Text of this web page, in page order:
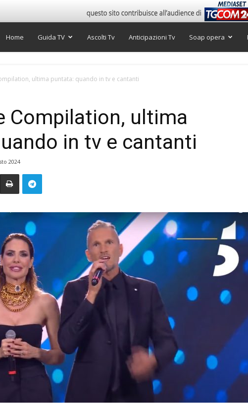
Super
Home Guida TV Ascolti Tv Anticipazioni Tv Soap opera
ultima puntata: quando in tv e cantanti
Compilation, ultima
in tv e cantanti
2024